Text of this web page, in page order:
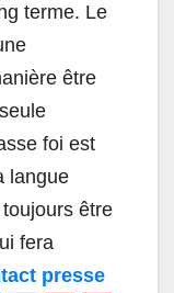
terme. Le
être
foi est
langue
être
fera
presse